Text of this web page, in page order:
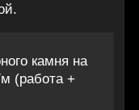
камня на
(работа +